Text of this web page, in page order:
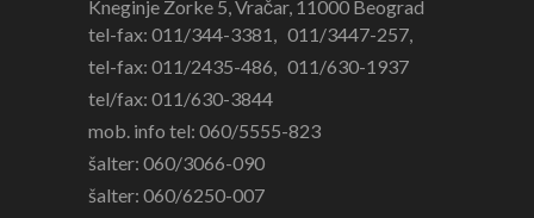
Kneginje Zorke 5, Vračar, 11000 Beograd
tel-fax: 011/344-3381 , 011/3447-257,
tel-fax: 011/2435-486, 011/630-1937
tel/fax: 011/630-3844
mob. info tel: 060/5555-823
šalter: 060/3066-090
šalter: 060/6250-007